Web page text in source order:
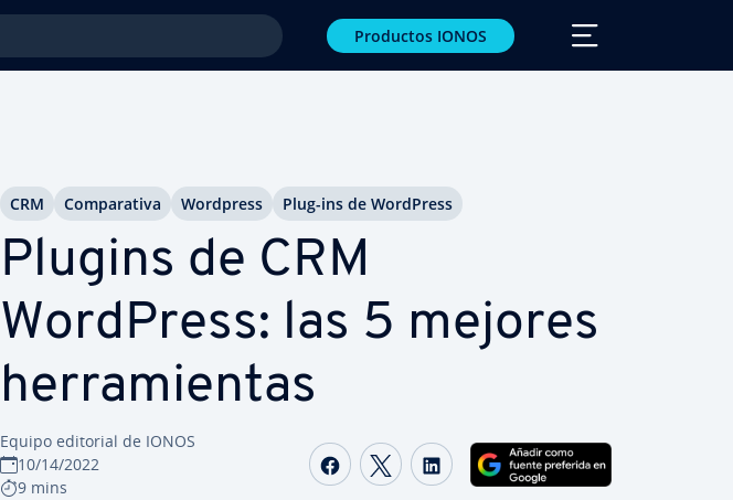
Productos IONOS
Plugins de CRM
WordPress: las 5 mejores
he­rra­mie­n­tas
Equipo editorial de IONOS
10/14/2022
9 mins
Compartir Facebook
Compartir Twitter
Compartir LinkedIn
CRM Co­m­pa­ra­ti­va Wordpress Plug-ins de WordPress